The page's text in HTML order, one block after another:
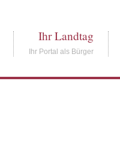
Ihr Landtag
Ihr Portal als Bürger